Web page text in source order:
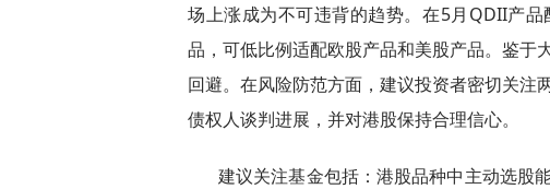
场上涨成为不可违背的趋势。在5月QDII产
品，可低比例适配欧股产品和美股产品。鉴于
回避。在风险防范方面，建议投资者密切关注
债权人谈判进展，并对港股保持合理信心。
建议关注基金包括：港股品种中主动选股